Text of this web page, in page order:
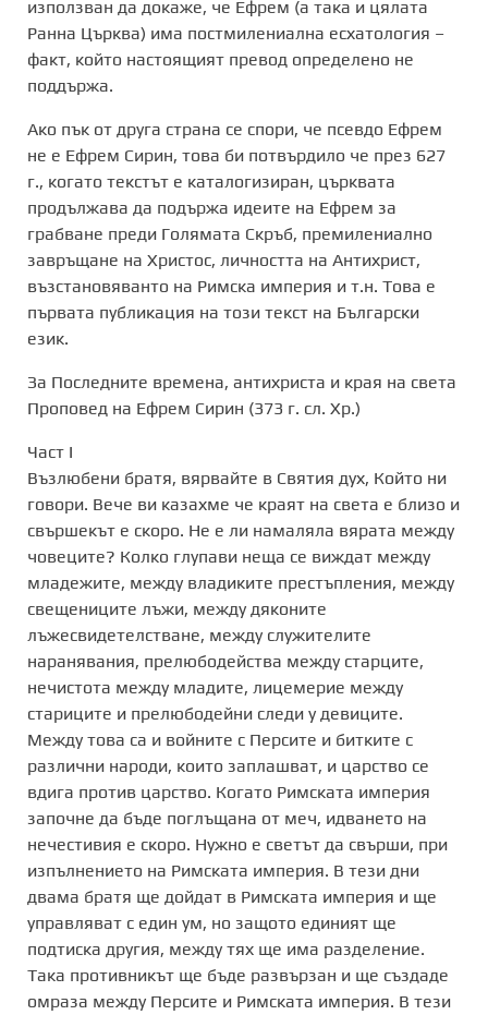
използван да докаже, че Ефрем (а така и цялата
Ранна Църква) има постмилениална есхатология –
факт, който настоящият превод определено не
поддържа.
Ако пък от друга страна се спори, че псевдо Ефрем
не е Ефрем Сирин, това би потвърдило че през 627
г., когато текстът е каталогизиран, църквата
продължава да подържа идеите на Ефрем за
грабване преди Голямата Скръб, премилениално
завръщане на Христос, личността на Антихрист,
възстановяванто на Римска империя и т.н. Това е
първата публикация на този текст на Български
език.
За Последните времена, aнтихриста и края на света
Проповед на Ефрем Сирин (373 г. сл. Хр.)
Част I
Възлюбени братя, вярвайте в Святия дух, Който ни
говори. Вече ви казахме че краят на света е близо и
свършекът е скоро. Не е ли намаляла вярата между
човеците? Колко глупави неща се виждат между
младежите, между владиките престъпления, между
свещениците лъжи, между дяконите
лъжесвидетелстване, между служителите
наранявания, прелюбодейства между старците,
нечистота между младите, лицемерие между
стариците и прелюбодейни следи у девиците.
Между това са и войните с Персите и битките с
различни народи, които заплашват, и царство се
вдига против царство. Когато Римската империя
започне да бъде поглъщана от меч, идването на
нечестивия е скоро. Нужно е светът да свърши, при
изпълнението на Римската империя. В тези дни
двама братя ще дойдат в Римската империя и ще
управляват с един ум, но защото единият ще
подтиска другия, между тях ще има разделение.
Така противникът ще бъде развързан и ще създаде
омраза между Персите и Римската империя. В тези